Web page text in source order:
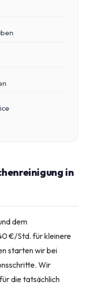
in
dem
€/Std. für kleinere
starten wir bei
Wir
die tatsächlich